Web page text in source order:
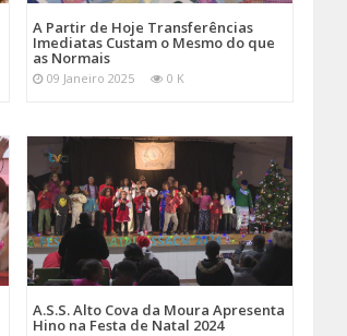
A Partir de Hoje Transferências
Imediatas Custam o Mesmo do que
as Normais
09 Janeiro 2025 0 K
A.S.S. Alto Cova da Moura Apresenta
Hino na Festa de Natal 2024